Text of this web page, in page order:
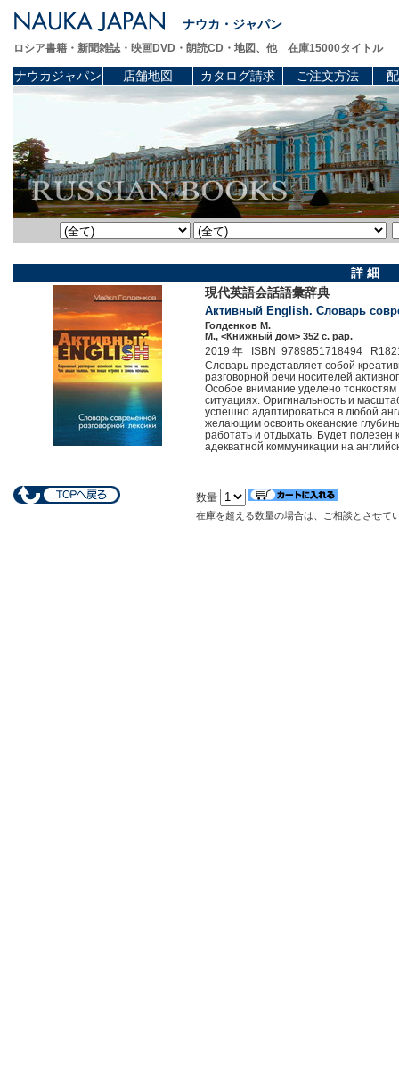
ナウカ・ジャパン
ロシア書籍・新聞雑誌・映画DVD・朗読CD・地図、他 在庫15000タイトル
ナウカジャパン 店舗地図 カタログ請求 ご注文方法
詳 細
現代英語会話語彙辞典
Активный English. Словарь
Голденков М.
М., <Книжный дом> 352 c. pap.
2019 年 ISBN 9789851718494
Словарь представляет собой
разговорной речи носителей
Особое внимание уделено
ситуациях. Оригинальность и
успешно адаптироваться в любой
желающим освоить океанские
работать и отдыхать. Будет
адекватной коммуникации на
数量
在庫を超える数量の場合は、ご相談とさせて